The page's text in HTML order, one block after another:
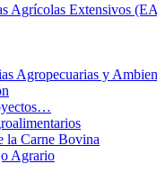
Agrícolas Extensivos
Agropecuarias y
la Carne Bovina
Agrario